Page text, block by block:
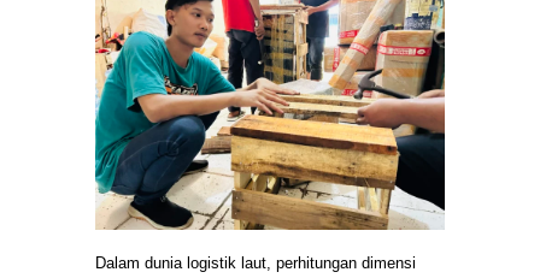
Dalam dunia logistik laut, perhitungan dimensi